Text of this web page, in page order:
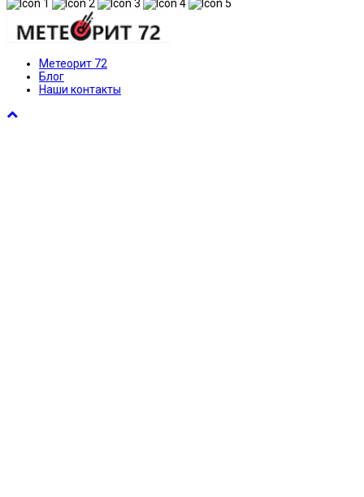
Метеорит 72
Блог
Наши контакты